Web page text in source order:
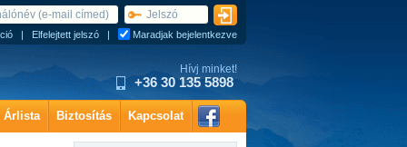
Hívj minket!
+36 30 135 5898
| Elfelejtett jelszó | Maradjak bejelentkezve
Árlista Biztosítás Kapcsolat